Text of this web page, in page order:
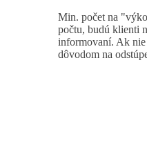
Min. počet na
počtu, budú klienti
informovaní. Ak
dôvodom na